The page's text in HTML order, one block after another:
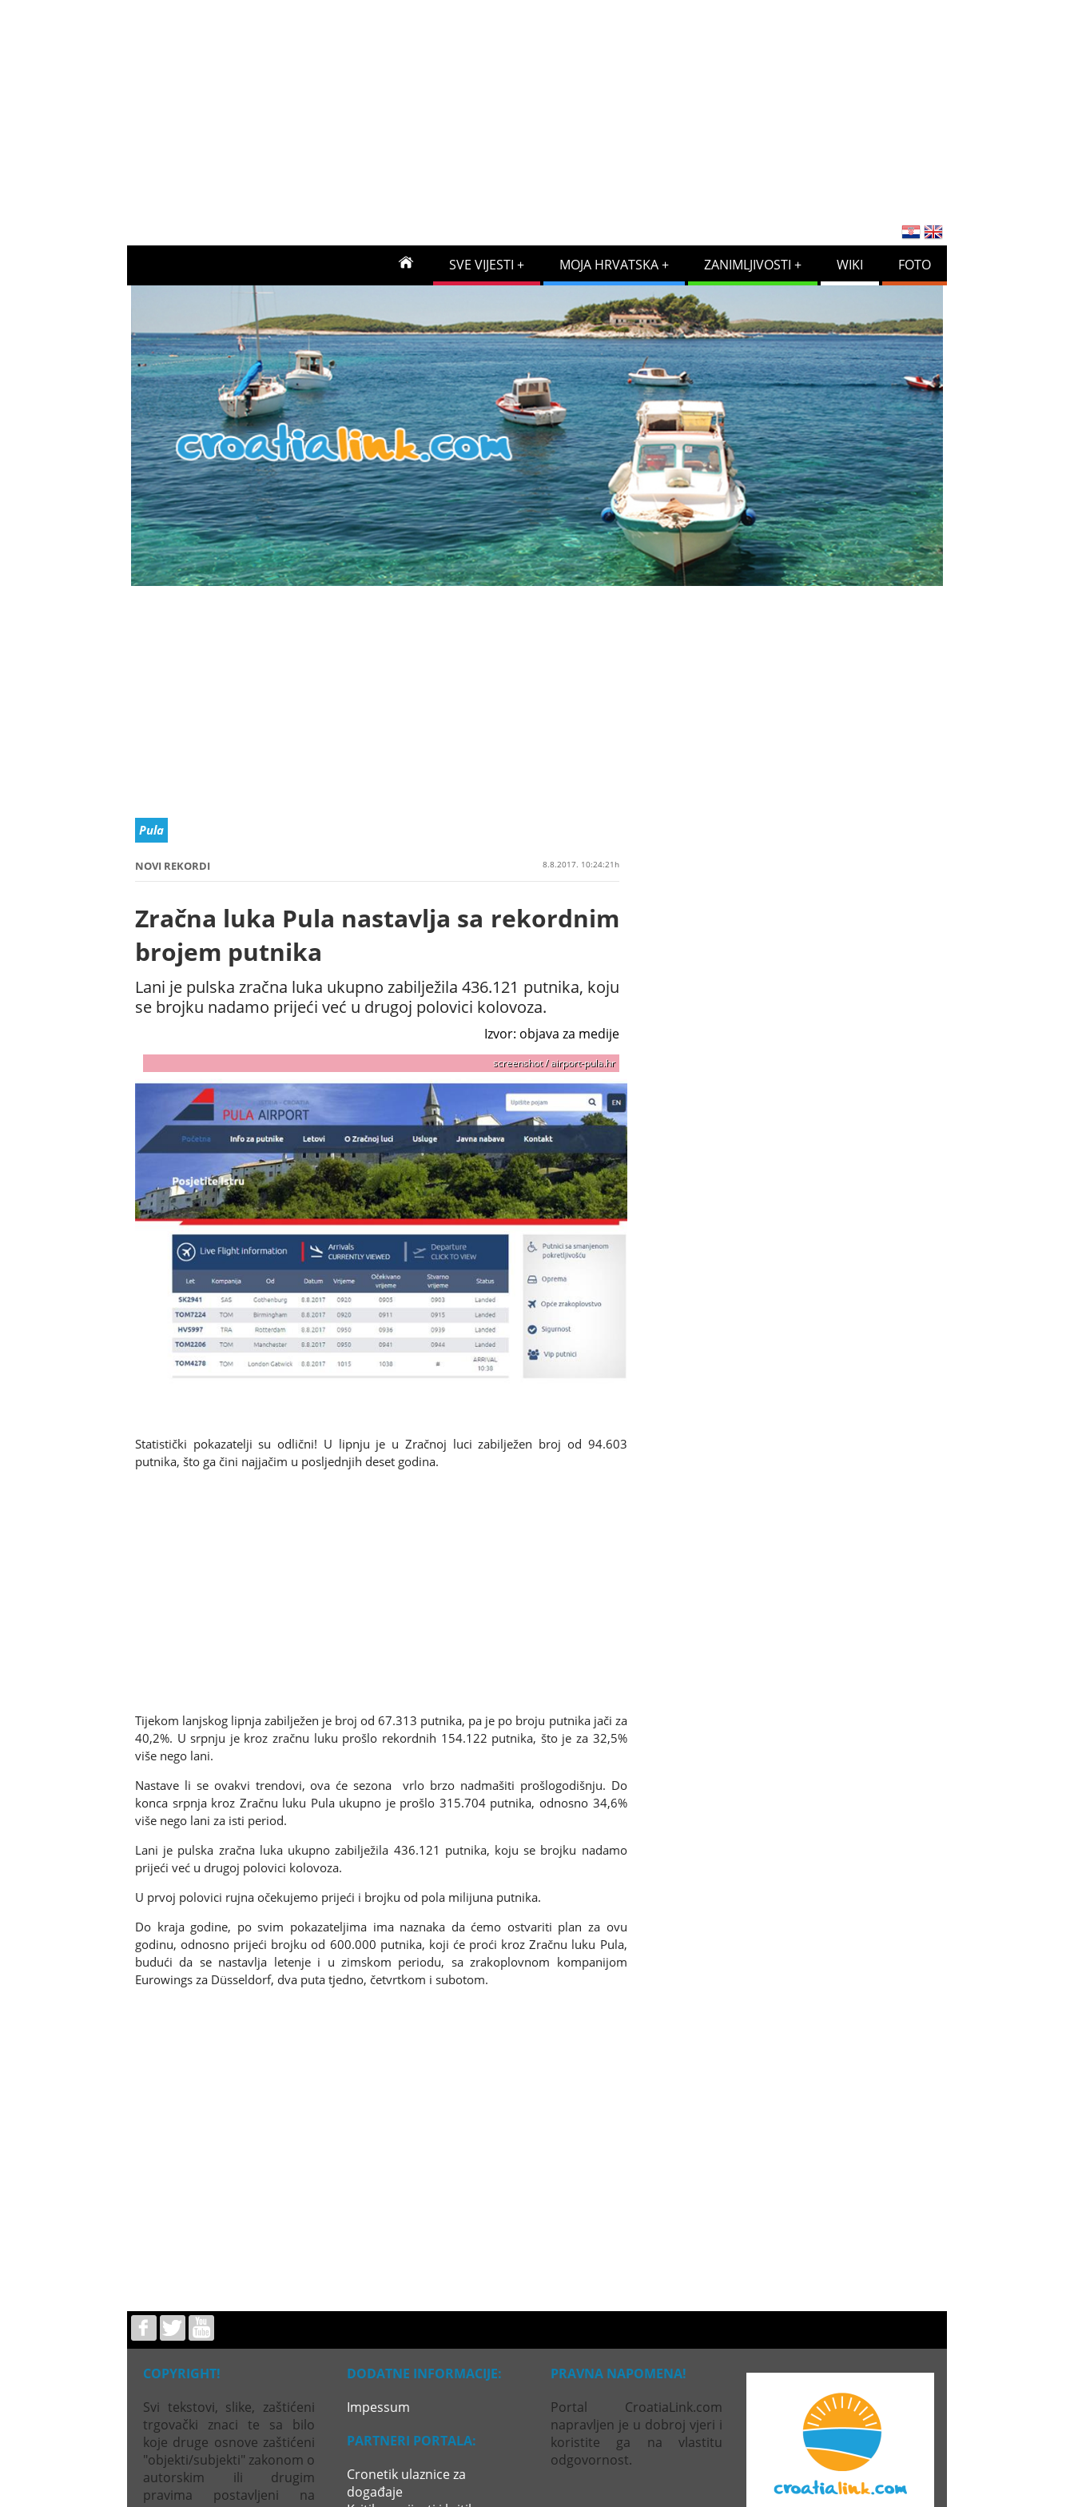
SVE VIJESTI MOJA HRVATSKA ZANIMLJIVOSTI WIKI FOTO
Pula
NOVI REKORDI 8.8.2017. 10:24:21h
Zračna luka Pula nastavlja sa rekordnim
brojem putnika
Lani je pulska zračna luka ukupno zabilježila 436.121 putnika, koju
se brojku nadamo prijeći već u drugoj polovici kolovoza.
Izvor: objava za medije
screenshot / airport-pula.hr
Statistički pokazatelji su odlični! U lipnju je u Zračnoj luci zabilježen broj od 94.603
putnika, što ga čini najjačim u posljednjih deset godina.
Tijekom lanjskog lipnja zabilježen je broj od 67.313 putnika, pa je po broju putnika jači za
40,2%. U srpnju je kroz zračnu luku prošlo rekordnih 154.122 putnika, što je za 32,5%
više nego lani.
Nastave li se ovakvi trendovi, ova će sezona vrlo brzo nadmašiti prošlogodišnju. Do
konca srpnja kroz Zračnu luku Pula ukupno je prošlo 315.704 putnika, odnosno 34,6%
više nego lani za isti period.
Lani je pulska zračna luka ukupno zabilježila 436.121 putnika, koju se brojku nadamo
prijeći već u drugoj polovici kolovoza.
U prvoj polovici rujna očekujemo prijeći i brojku od pola milijuna putnika.
Do kraja godine, po svim pokazateljima ima naznaka da ćemo ostvariti plan za ovu
godinu, odnosno prijeći brojku od 600.000 putnika, koji će proći kroz Zračnu luku Pula,
budući da se nastavlja letenje i u zimskom periodu, sa zrakoplovnom kompanijom
Eurowings za Düsseldorf, dva puta tjedno, četvrtkom i subotom.
COPYRIGHT!
Svi tekstovi, slike, zaštićeni
trgovački znaci te sa bilo
koje druge osnove zaštićeni
"objekti/subjekti" zakonom o
autorskim ili drugim
pravima postavljeni na
DODATNE INFORMACIJE:
Impessum
PARTNERI PORTALA:
Cronetik ulaznice za
događaje
PRAVNA NAPOMENA!
Portal CroatiaLink.com
napravljen je u dobroj vjeri i
koristite ga na vlastitu
odgovornost.